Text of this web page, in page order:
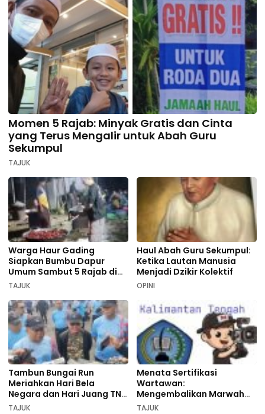
Momen 5 Rajab: Minyak Gratis dan Cinta
yang Terus Mengalir untuk Abah Guru
Sekumpul
TAJUK
Warga Haur Gading
Siapkan Bumbu Dapur
Umum Sambut 5 Rajab di
Sekumpul
TAJUK
Haul Abah Guru Sekumpul:
Ketika Lautan Manusia
Menjadi Dzikir Kolektif
OPINI
Tambun Bungai Run
Meriahkan Hari Bela
Negara dan Hari Juang TNI
AD di Palangka Raya
TAJUK
Menata Sertifikasi
Wartawan:
Mengembalikan Marwah
Pers dan Keadilan
TAJUK